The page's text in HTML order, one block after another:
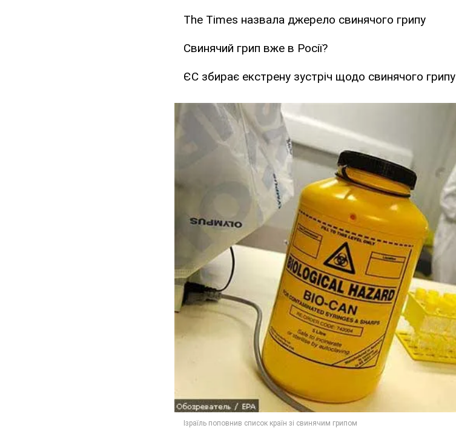
The Times назвала джерело свинячого грипу
Свинячий грип вже в Росії?
ЄС збирає екстрену зустріч щодо свинячого грипу